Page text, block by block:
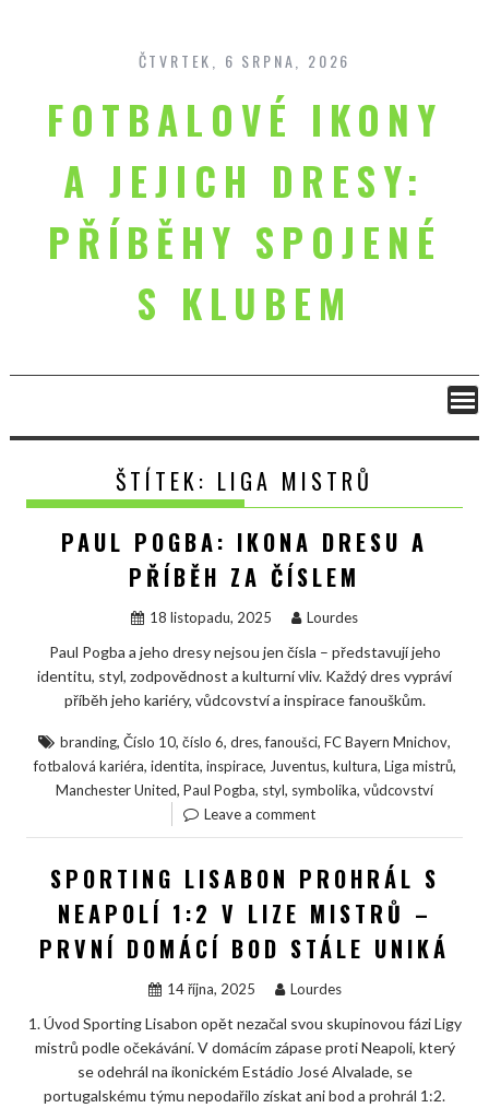
content
ČTVRTEK, 6 SRPNA, 2026
FOTBALOVÉ IKONY
A JEJICH DRESY:
PŘÍBĚHY SPOJENÉ
S KLUBEM
ŠTÍTEK: LIGA MISTRŮ
PAUL POGBA: IKONA DRESU A
PŘÍBĚH ZA ČÍSLEM
18 listopadu, 2025 Lourdes
Paul Pogba a jeho dresy nejsou jen čísla – představují jeho
identitu, styl, zodpovědnost a kulturní vliv. Každý dres vypráví
příběh jeho kariéry, vůdcovství a inspirace fanouškům.
branding, Číslo 10, číslo 6, dres,fanoušci, FC Bayern Mnichov,
fotbalová kariéra, identita, inspirace, Juventus, kultura, Liga mistrů,
Manchester United, Paul Pogba, styl, symbolika, vůdcovství
Leave a comment
SPORTING LISABON PROHRÁL S
NEAPOLÍ 1:2 V LIZE MISTRŮ –
PRVNÍ DOMÁCÍ BOD STÁLE UNIKÁ
14 října, 2025 Lourdes
1. Úvod Sporting Lisabon opět nezačal svou skupinovou fázi Ligy
mistrů podle očekávání. V domácím zápase proti Neapoli, který
se odehrál na ikonickém Estádio José Alvalade, se
portugalskému týmu nepodařilo získat ani bod a prohrál 1:2.